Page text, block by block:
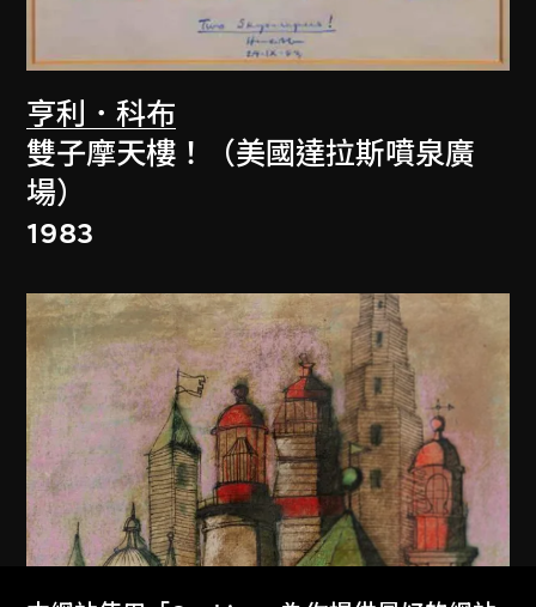
亨利．科布
雙子摩天樓！（美國達拉斯噴泉廣
場）
1983